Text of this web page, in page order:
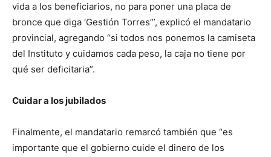
vida a los beneficiarios, no para poner una placa de
bronce que diga ‘Gestión Torres’”, explicó el mandatario
provincial, agregando “si todos nos ponemos la camiseta
del Instituto y cuidamos cada peso, la caja no tiene por
qué ser deficitaria”.
Cuidar a los jubilados
Finalmente, el mandatario remarcó también que “es
importante que el gobierno cuide el dinero de los